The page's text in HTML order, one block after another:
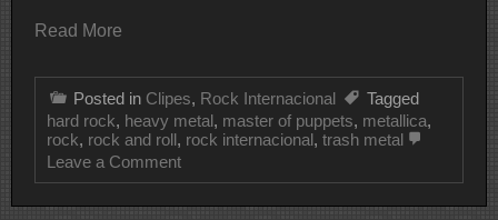
Read More
Posted in Clipes, Rock Internacional
Tagged
hard rock, heavy metal, master of puppets, metallica,
rock, rock and roll, rock internacional, trash metal
Leave a Commenton
CLIPE